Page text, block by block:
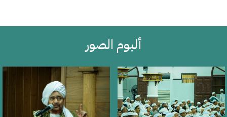
ألبوم الصور